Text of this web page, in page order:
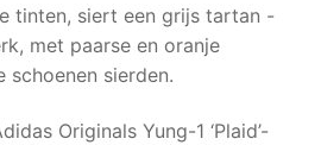
tinten, siert een grijs tartan -
met paarse en oranje
schoenen sierden.
Originals Yung-1 ‘Plaid’-